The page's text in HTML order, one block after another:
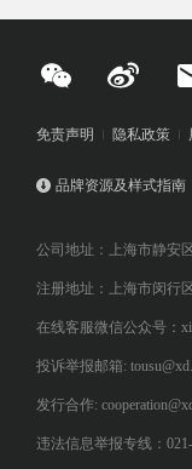
免责声明 隐私政策
品牌资源及样式指南
公司地址：上海市静安
注册地址：上海市闵行
在线客服微信公众号：
投诉举报邮箱:
发行合作:
违法信息举报专线：